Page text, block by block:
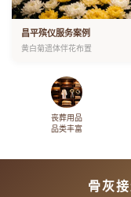
昌平殡仪服务案例
黄白菊遗体伴花布置
丧葬用品
品类丰富
骨灰